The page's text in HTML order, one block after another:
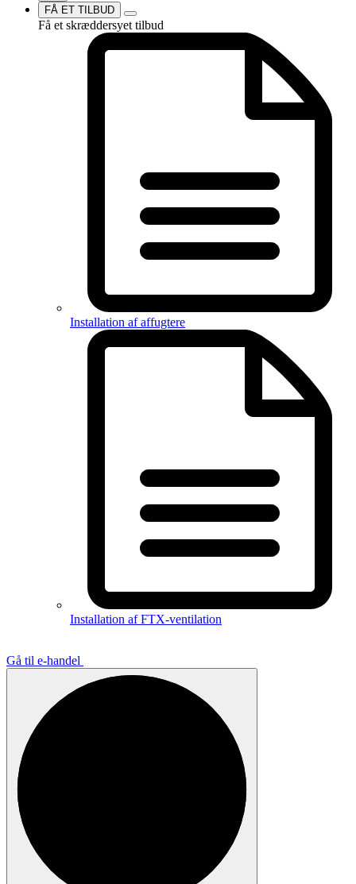
FÅ ET TILBUD
Få et skræddersyet tilbud
Installation af affugtere
Installation af FTX-ventilation
Gå til e-handel